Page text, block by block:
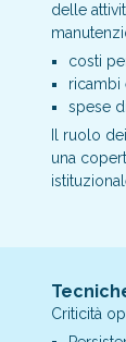
delle
costi
ricambi
spese
Il ruolo
una
Criticità